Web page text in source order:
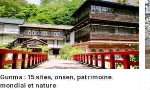
Gunma : 15 sites, onsen, patrimoine
mondial et nature